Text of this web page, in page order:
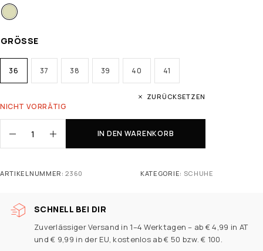
GRÖSSE
36 37 38 39 40 41
ZURÜCKSETZEN
NICHT VORRÄTIG
IN DEN WARENKORB
ARTIKELNUMMER:2360 KATEGORIE: SCHUHE
SCHNELL BEI DIR
Zuverlässiger Versand in 1–4 Werktagen – ab € 4,99 in AT
und € 9,99 in der EU, kostenlos ab € 50 bzw. € 100.